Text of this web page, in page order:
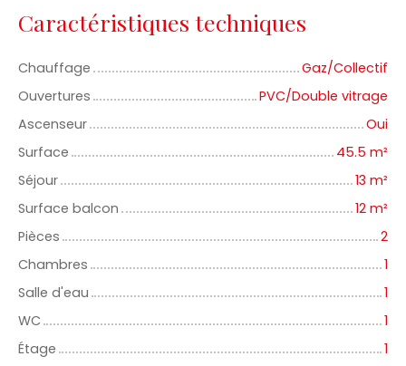
Caractéristiques techniques
Chauffage
Gaz/Collectif
Ouvertures
PVC/Double vitrage
Ascenseur
Oui
Surface
45.5 m²
Séjour
13 m²
Surface balcon
12 m²
Pièces
2
Chambres
1
Salle d'eau
1
WC
1
Étage
1